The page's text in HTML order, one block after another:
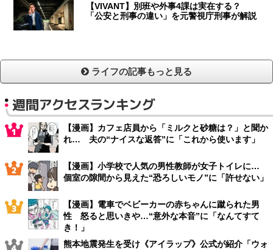
【VIVANT】別班や外事4課は実在する？
「公安と刑事の違い」を元警視庁刑事が解説
ライフの記事もっと見る
週間アクセスランキング
【漫画】カフェ店員から「ミルクと砂糖は？」と聞か
れ… 夫の“ナイスな返答”に「これから使います」
【漫画】小学校で人気の男性教師が女子トイレに…
個室の隙間から見えた“恐ろしいモノ”に「許せない」
【漫画】電車でベビーカーの赤ちゃんに蹴られた男
性 怒ると思いきや…“意外な本音”に「なんてすて
き！」
熊本地震発生を受け《アイラップ》公式が紹介「ウォ